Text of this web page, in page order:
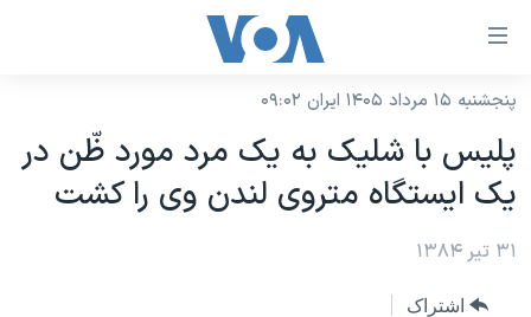
لینکهای
دسترسی
جهش
محتوای
اصلی
جهش
نسخه سبک وب‌سایت
موضوع ها
ایران
آمریکا
برنامه های تلویزیونی
جدول برنامه ها
پنجشنبه ۱۵ مرداد ۱۴۰۵ ایران ۰۹:۰۲
پليس با شليک به يک مرد مورد ظّن در
يک ايستگاه متروی لندن وی را کشت
۳۱ تیر ۱۳۸۴
اشتراک